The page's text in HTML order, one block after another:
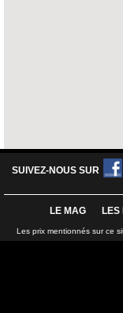
SUIVEZ-NOUS SUR
LE MAG LES
Les prix mentionnés sur ce